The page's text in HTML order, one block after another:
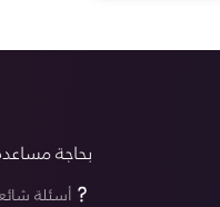
بحاجة
أسئلة